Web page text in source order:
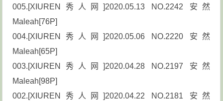
005.[XIUREN秀人网]2020.05.13 NO.2242 安然
Maleah[76P]
004.[XIUREN秀人网]2020.05.06 NO.2220 安然
Maleah[65P]
003.[XIUREN秀人网]2020.04.28 NO.2197 安然
Maleah[98P]
002.[XIUREN秀人网]2020.04.22 NO.2181 安然